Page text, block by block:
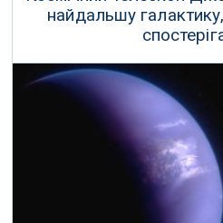
найдальшу
Космічний телескоп Джеймса
виявлення найдальшої з
01 Червня